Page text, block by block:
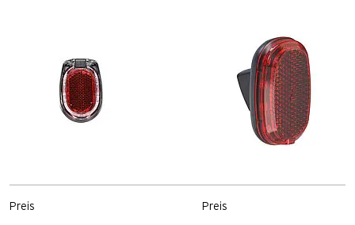
Preis Preis